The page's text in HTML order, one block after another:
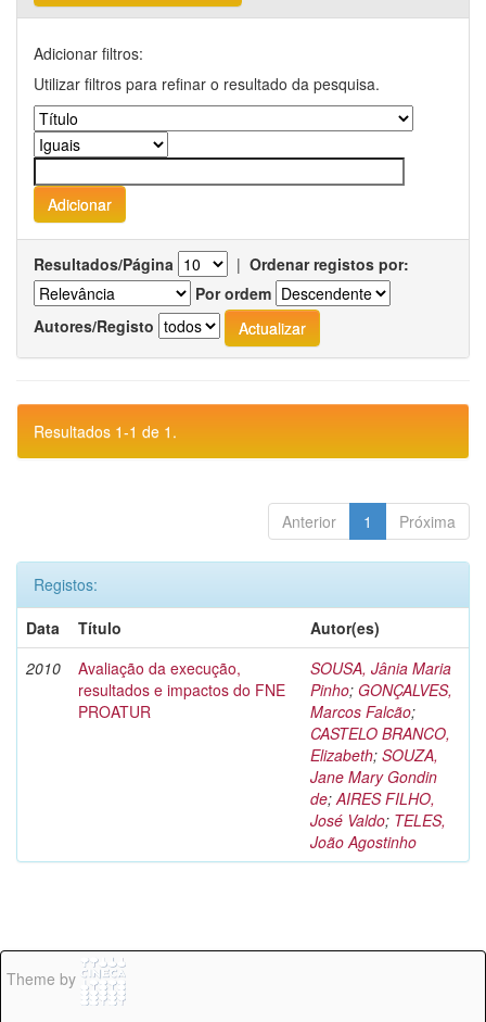
Adicionar filtros:
Utilizar filtros para refinar o resultado da pesquisa.
Resultados/Página | Ordenar registos por:
Por ordem
Autores/Registo
Resultados 1-1 de 1.
Anterior 1 Próxima
Registos:
Data
Título
Autor(es)
2010
Avaliação da execução,
resultados e impactos do FNE
PROATUR
SOUSA, Jânia Maria
Pinho; GONÇALVES,
Marcos Falcão;
CASTELO BRANCO,
Elizabeth; SOUZA,
Jane Mary Gondin
de;AIRES FILHO,
José Valdo; TELES,
João Agostinho
Theme by